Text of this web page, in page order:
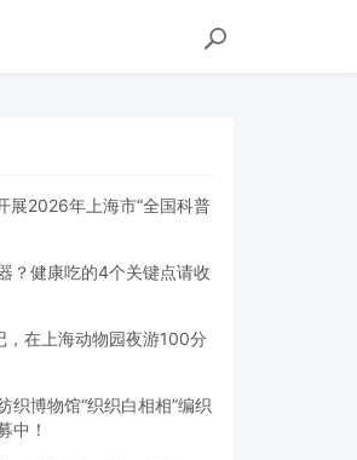
展2026年上海市“全国科普
？健康吃的4个关键点请收
，在上海动物园夜游100分
织博物馆“织织白相相”编织
中！